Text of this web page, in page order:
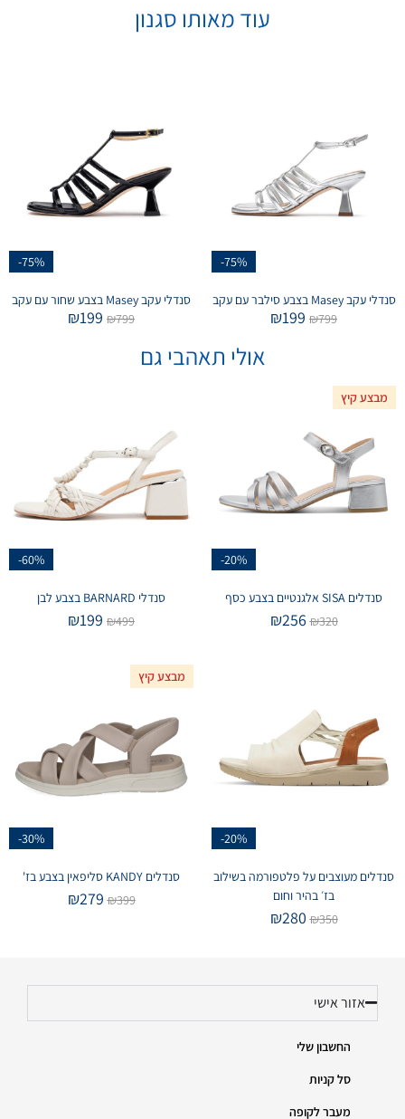
עוד מאותו סגנון
-75%
סנדלי עקב Masey בצבע סילבר עם עקב
₪799
₪199
-75%
סנדלי עקב Masey בצבע שחור עם עקב
₪799
₪199
אולי תאהבי גם
מבצע קיץ
-20%
סנדלים SISA אלגנטיים בצבע כסף
₪320
₪256
-60%
סנדלי BARNARD בצבע לבן
₪499
₪199
-20%
סנדלים מעוצבים על פלטפורמה בשילוב
בז׳ בהיר וחום
₪350
₪280
מבצע קיץ
-30%
סנדלים KANDY סליפאין בצבע בז'
₪399
₪279
אזור אישי
החשבון שלי
סל קניות
מעבר לקופה